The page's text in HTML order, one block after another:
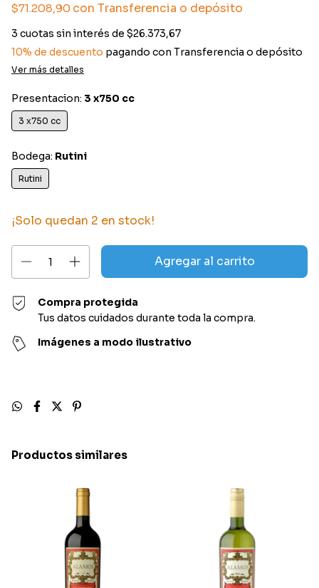
$71.208,90 con Transferencia o depósito
3 cuotas sin interés de $26.373,67
10% de descuento pagando con Transferencia o depósito
Ver más detalles
Presentacion: 3 x750 cc
3 x750 cc
Bodega: Rutini
Rutini
¡Solo quedan 2 en stock!
Compra protegida
Tus datos cuidados durante toda la compra.
Imágenes a modo ilustrativo
Productos similares